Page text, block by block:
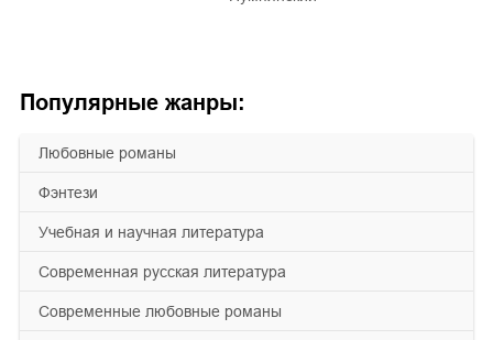
Популярные жанры:
любовные романы
фэнтези
учебная и научная литература
современная русская литература
современные любовные романы